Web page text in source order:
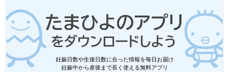
妊娠日数や生後日数に合った情報を毎日お届け
妊娠中から産後まで長く使える無料アプリ